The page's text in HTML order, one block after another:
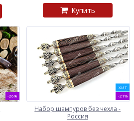
Купить
-26%
ХИТ
-21%
Набор шампуров без чехла -
Россия